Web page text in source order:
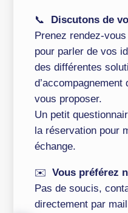
📞
Discutons de
Prenez rendez-
pour parler de vos
des différentes
d’accompagnement
vous proposer.
Un petit
la réservation pour
échange.
✉️Vous préférez
Pas de soucis,
directement par